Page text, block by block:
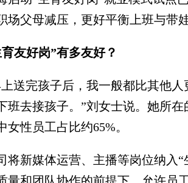
场父母减压，更好平衡上班与带
友好岗”有多友好？
完孩子后，我一般都比其他人
班去接孩子。”刘女士说。她所
女性员工占比约65%。
新媒体运营、主播等岗位纳入“